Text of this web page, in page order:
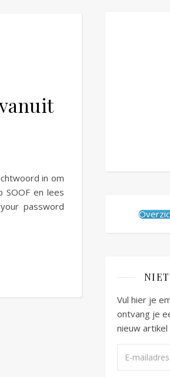
in om
en lees
password
Vul hier je
ontvang je
nieuw